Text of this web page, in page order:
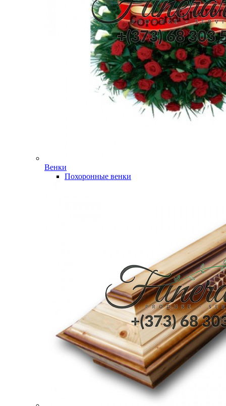
Венки
Похоронные венки